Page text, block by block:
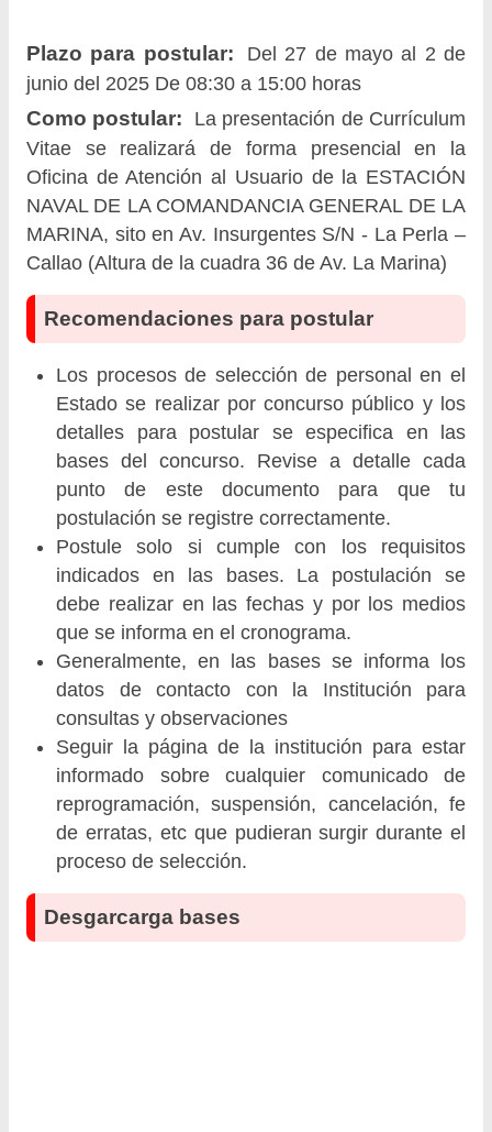
Plazo para postular:
Del 27 de mayo al 2 de
junio del 2025 De 08:30 a 15:00 horas
Como postular:
La presentación de Currículum
Vitae se realizará de forma presencial en la
Oficina de Atención al Usuario de la ESTACIÓN
NAVAL DE LA COMANDANCIA GENERAL DE LA
MARINA, sito en Av. Insurgentes S/N - La Perla –
Callao (Altura de la cuadra 36 de Av. La Marina)
Recomendaciones para postular
Los procesos de selección de personal en el
Estado se realizar por concurso público y los
detalles para postular se especifica en las
bases del concurso. Revise a detalle cada
punto de este documento para que tu
postulación se registre correctamente.
Postule solo si cumple con los requisitos
indicados en las bases. La postulación se
debe realizar en las fechas y por los medios
que se informa en el cronograma.
Generalmente, en las bases se informa los
datos de contacto con la Institución para
consultas y observaciones
Seguir la página de la institución para estar
informado sobre cualquier comunicado de
reprogramación, suspensión, cancelación, fe
de erratas, etc que pudieran surgir durante el
proceso de selección.
Desgarcarga bases